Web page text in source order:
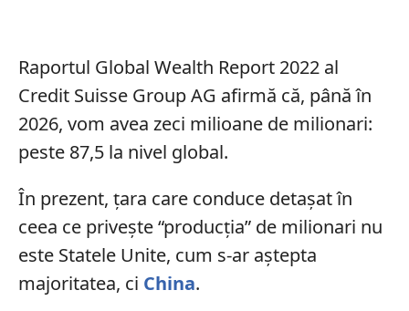
Raportul Global Wealth Report 2022 al
Credit Suisse Group AG afirmă că, până în
2026, vom avea zeci milioane de milionari:
peste 87,5 la nivel global.
În prezent, țara care conduce detașat în
ceea ce privește “producția” de milionari nu
este Statele Unite, cum s-ar aștepta
majoritatea, ci China.